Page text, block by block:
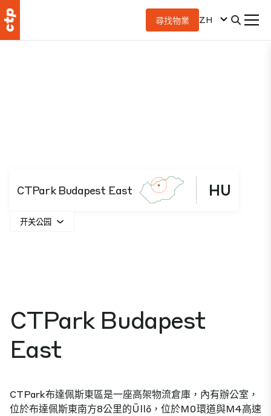
尋找物業 ZH
CTPark Budapest East HU
开关公园
CTPark Budapest
East
CTPark布達佩斯東區是一座高架物流倉庫，內有辦公室，
位於布達佩斯東南方8公里的Üllő，位於M0環道與M4高速